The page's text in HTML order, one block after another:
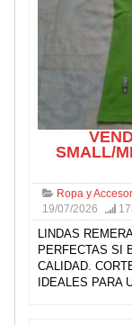
SMALL/
Ropa y
19/07/2026
LINDAS
PERFECTAS SI
CALIDAD.
IDEALES PARA